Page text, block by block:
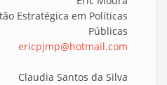
Estratégica em Políticas
Públicas
ericpjmp@hotmail.com
Claudia Santos da Silva